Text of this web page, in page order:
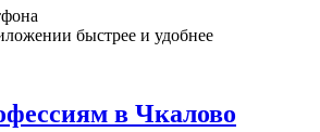
быстрее и удобнее
в Чкалово